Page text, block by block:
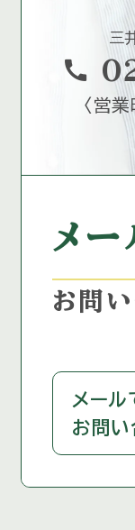
三
call
〈 営
メー
お問
メール
お問い